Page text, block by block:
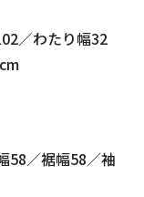
／わたり幅32
58／裾幅58／袖